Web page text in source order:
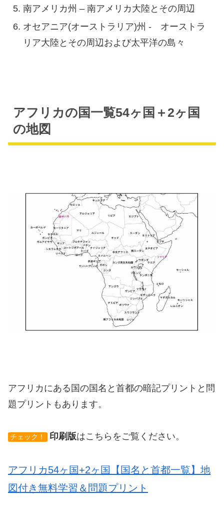
南アメリカ州 – 南アメリカ大陸とその周辺
オセアニア(オーストラリア)州 - オーストラ
リア大陸とその周辺および太平洋の島々
アフリカの国一覧54ヶ国＋2ヶ国
の地図
アフリカにある国の国名と首都の暗記プリントと問
題プリントもあります。
チェック！ 印刷版はこちらをご覧ください。
アフリカ54ヶ国+2ヶ国【国名と首都一覧】地
図付き無料学習＆問題プリント